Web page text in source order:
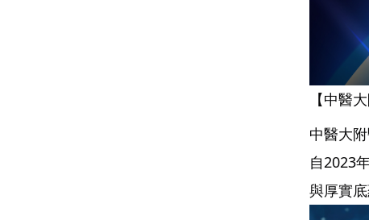
【中醫
中醫大
自2023
與厚實底